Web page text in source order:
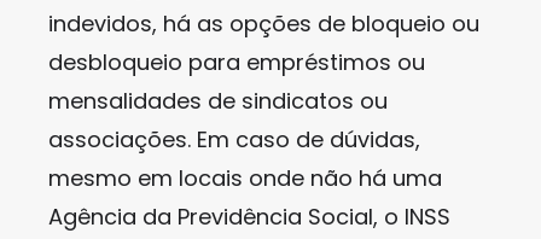
indevidos, há as opções de bloqueio ou
desbloqueio para empréstimos ou
mensalidades de sindicatos ou
associações. Em caso de dúvidas,
mesmo em locais onde não há uma
Agência da Previdência Social, o INSS